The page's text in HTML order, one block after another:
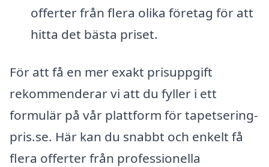
offerter från flera olika företag för att
hitta det bästa priset.
För att få en mer exakt prisuppgift
rekommenderar vi att du fyller i ett
formulär på vår plattform för tapetsering-
pris.se. Här kan du snabbt och enkelt få
flera offerter från professionella